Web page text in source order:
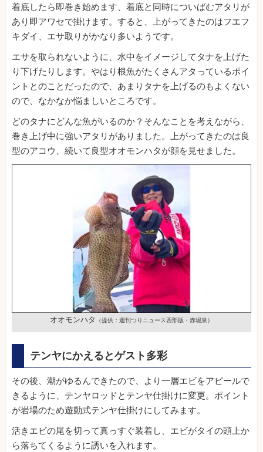
着底したら即巻き始めます、着底と同時についばむアタリが
あり即アワセで掛けます。すると、上がってきたのはフエフ
キダイ、エサ取りがかなり多いようです。
エサを取られないように、水中をイメージしてタナを上げた
り下げたりします。やはり根魚がたくさんアタっているポイ
ントとのことだったので、あまりタナを上げるのもよくない
ので、なかなか悩ましいところです。
どのタナにどんな魚がいるのか？そんなことを考えながら、
巻き上げ中に強いアタリがありました。上がってきたのは良
型のアコウ、続いて良型オオモンハタが顔を見せました。
オオモンハタ （提供：週刊つりニュース西部版・赤堀泉）
テンヤにかえるとゲスト多彩
その後、潮がゆるんできたので、より一層エビをアピールで
きるように、テンヤロッドとテンヤ仕掛けに変更。ポイント
が岩場のため遊動式テンヤ仕掛けにしてみます。
活きエビの尾を切って真っすぐ装着し、エビがタイの頭上か
ら落ちてくるように誘いを入れます。